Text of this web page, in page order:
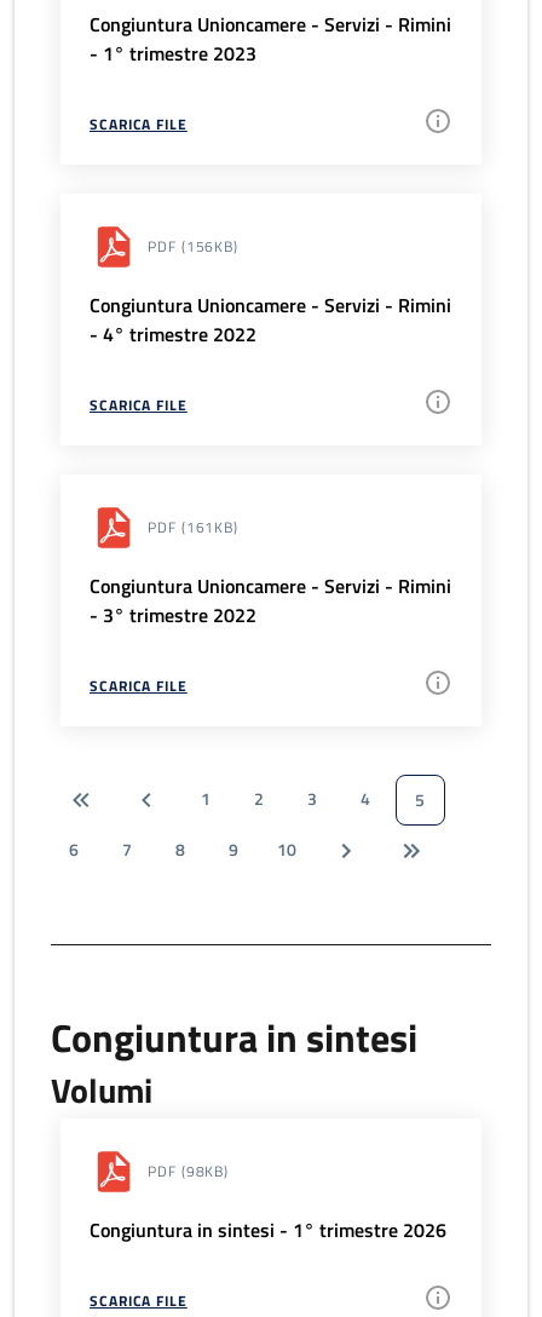
Congiuntura Unioncamere - Servizi - Rimini
- 1° trimestre 2023
SCARICA FILE
PDF (156KB)
Congiuntura Unioncamere - Servizi - Rimini
- 4° trimestre 2022
SCARICA FILE
PDF (161KB)
Congiuntura Unioncamere - Servizi - Rimini
- 3° trimestre 2022
SCARICA FILE
1 2 3 4
5
6
7 8 9 10
Congiuntura in sintesi
Volumi
PDF (98KB)
Congiuntura in sintesi - 1° trimestre 2026
SCARICA FILE